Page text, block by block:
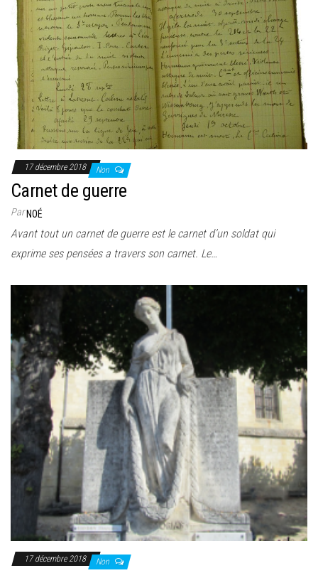
17 décembre 2018 Non
Carnet de guerre
ParNOÉ
Avant tout un carnet de guerre est le carnet d’un soldat qui
exprime ses pensées a travers son carnet. Le…
17 décembre 2018 Non